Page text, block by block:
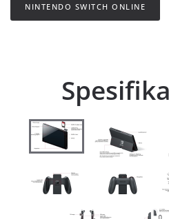
NINTENDO SWITCH ONLINE